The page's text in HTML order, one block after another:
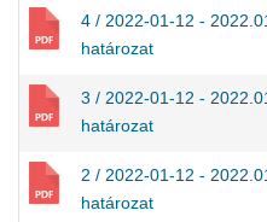
4 / 2022-01-12 -
határozat
3 / 2022-01-12 -
határozat
2 / 2022-01-12 -
határozat